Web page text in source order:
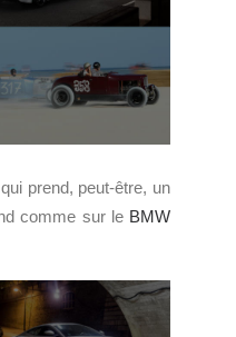
prend, peut-être, un
comme sur le BMW